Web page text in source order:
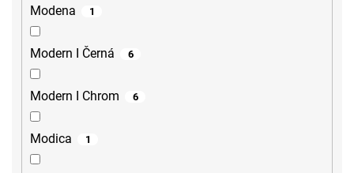
Modena 1
Modern I Černá 6
Modern I Chrom 6
Modica 1